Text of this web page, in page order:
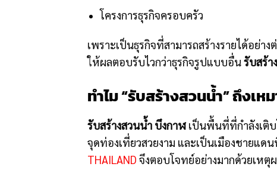
โครงการธุรกิจครอบครัว
เพราะเป็นธุรกิจที่สามารถสร้างรายได้อย่
ให้ผลตอบรับไวกว่าธุรกิจรูปแบบอื่นรับสร้า
ทำไม “รับสร้างสวนน้ำ” ถึงเ
รับสร้างสวนน้ำ บึงกาฬเป็นพื้นที่ที่กำลังเติ
จุดท่องเที่ยวสวยงาม และเป็นเมืองชายแ
THAILAND จึงตอบโจทย์อย่างมากด้วยเหตุ